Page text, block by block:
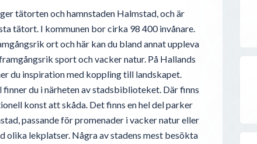
tätorten och hamnstaden Halmstad, och är
tätort. I kommunen bor cirka 98 400 invånare.
ort och här kan du bland annat uppleva
sport och vacker natur. På Hallands
du inspiration med koppling till landskapet.
finner du i närheten av stadsbiblioteket. Där finns
konst att skåda. Det finns en hel del parker
passande för promenader i vacker natur eller
olika lekplatser. Några av stadens mest besökta